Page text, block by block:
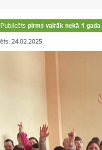
Publicēts pirms vairāk nekā 1 gada
24.02.2025.